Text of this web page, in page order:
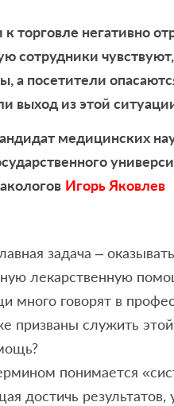
торговле негативно
сотрудники
а посетители
выход из этой
медицинских
Игорь Яковлев
задача –
лекарственную
много говорят в
призваны служить
понимается
достичь